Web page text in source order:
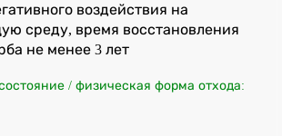
воздействия на
среду, время восстановления
не менее 3 лет
/ физическая форма отхода: